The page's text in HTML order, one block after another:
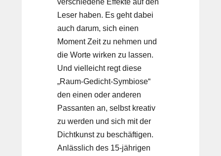
Leser haben. Es geht dabei
auch darum, sich einen
Moment Zeit zu nehmen und
die Worte wirken zu lassen.
Und vielleicht regt diese
„Raum-Gedicht-Symbiose“
den einen oder anderen
Passanten an, selbst kreativ
zu werden und sich mit der
Dichtkunst zu beschäftigen.
Anlässlich des 15-jährigen